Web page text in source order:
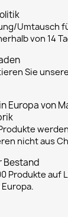
Umtausch
von 14
Sie
Europa von
nicht aus
Bestand
Produkte auf